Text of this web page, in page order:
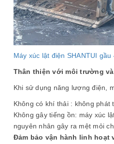
Máy xúc lật điện SHANTUI gầu
Thân thiện với môi trường
Khi sử dụng năng lượng điện,
Không có khí thải : không
Không gây tiếng ồn: máy xúc
nguyên nhân gây ra mệt mỏi
Đảm bảo vận hành linh hoạt